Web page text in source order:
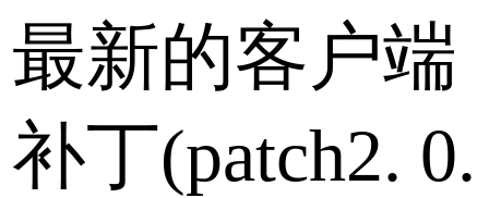
最新的客户端
补丁(patch2. 0.